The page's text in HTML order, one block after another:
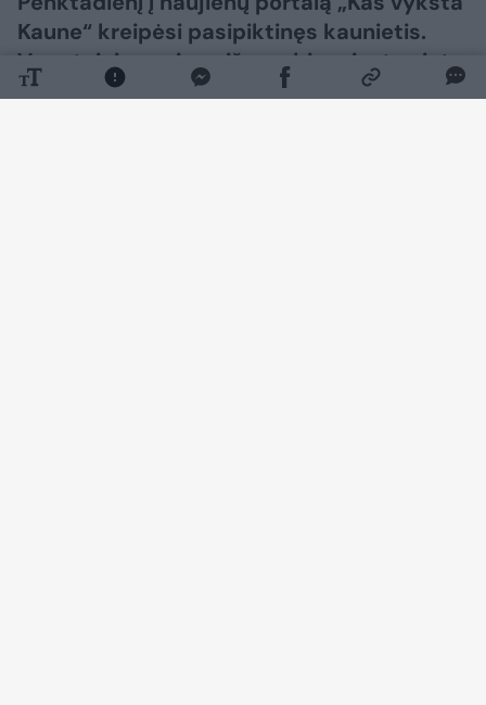
Kaune“ kreipėsi pasipiktinęs kaunietis.
Vyro teigimu, viena iš svarbių miesto vietų
– Vytauto prospektas bei teritorija aplink